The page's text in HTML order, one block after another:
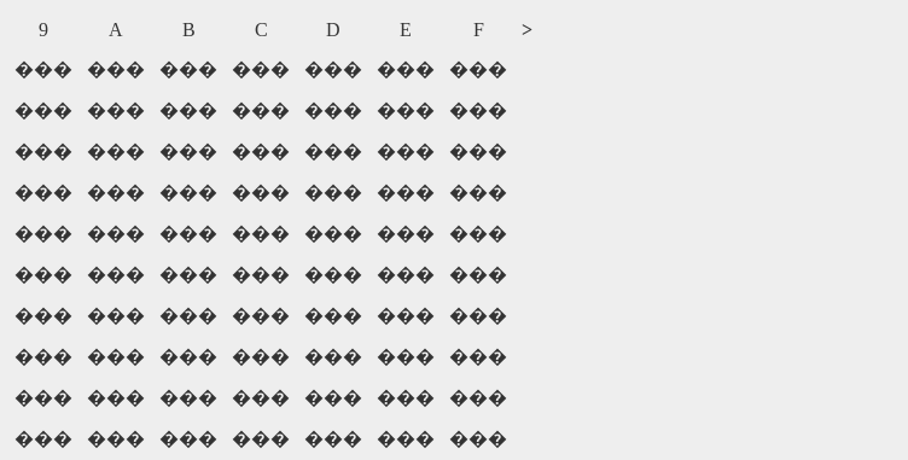
9 A B C D E F
>
��� ��� ��� ��� ��� ���
���
��� ��� ��� ��� ��� ���
���
��� ��� ��� ��� ��� ���
���
��� ��� ��� ��� ��� ���
���
��� ��� ��� ��� ��� ���
���
��� ��� ��� ��� ��� ���
���
��� ��� ��� ��� ��� ���
���
��� ��� ��� ��� ��� ���
���
��� ��� ��� ��� ��� ���
���
��� ��� ��� ��� ��� ���
���